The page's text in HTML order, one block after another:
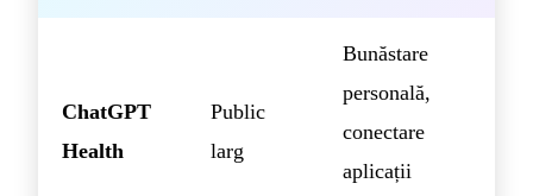
ChatGPT
Health
Public
larg
Bunăstare
personală,
conectare
aplicații